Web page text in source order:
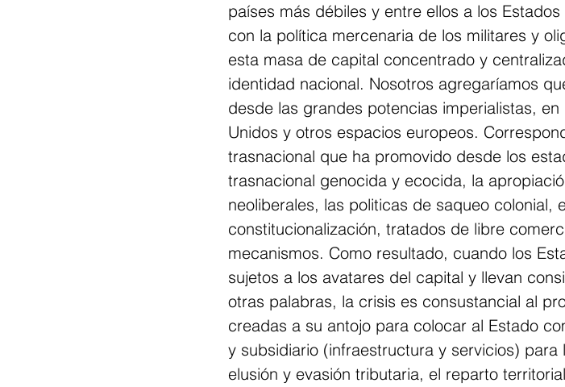
países más débiles y entre ellos a los
con la política mercenaria de los militares y
esta masa de capital concentrado y
identidad nacional. Nosotros agregaríamos
desde las grandes potencias imperialistas,
Unidos y otros espacios europeos.
trasnacional que ha promovido desde los
trasnacional genocida y ecocida, la
neoliberales, las politicas de saqueo colonial,
constitucionalización, tratados de libre
mecanismos. Como resultado, cuando los
sujetos a los avatares del capital y llevan
otras palabras, la crisis es consustancial al
creadas a su antojo para colocar al Estado
y subsidiario (infraestructura y servicios)
elusión y evasión tributaria, el reparto